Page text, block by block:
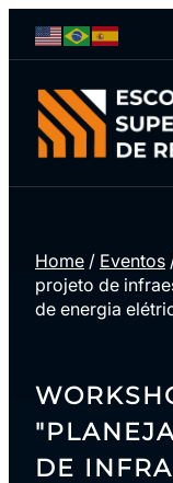
Home / Eventos
projeto de
de energia
DE